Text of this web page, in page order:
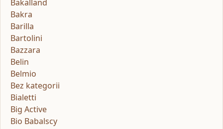
Bakalland
Bakra
Barilla
Bartolini
Bazzara
Belin
Belmio
Bez kategorii
Bialetti
Big Active
Bio Babalscy